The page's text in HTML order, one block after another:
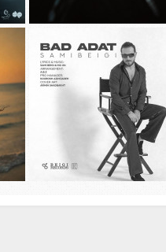
دانلود آهنگ جديد مهراد جم به نام باز
شب شد